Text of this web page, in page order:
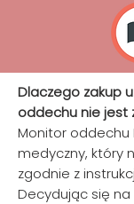
Dlaczego zakup
oddechu nie jest
Monitor oddechu
medyczny, który
zgodnie z
Decydując się